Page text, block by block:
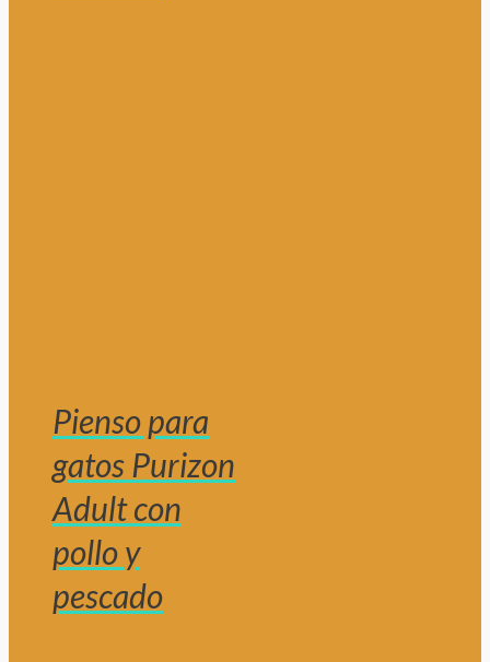
Pienso para
gatos Purizon
Adult con
pollo y
pescado